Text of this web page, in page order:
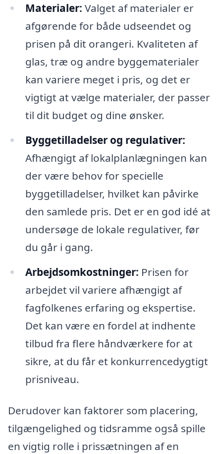
Materialer: Valget af materialer er
afgørende for både udseendet og
prisen på dit orangeri. Kvaliteten af
glas, træ og andre byggematerialer
kan variere meget i pris, og det er
vigtigt at vælge materialer, der passer
til dit budget og dine ønsker.
Byggetilladelser og regulativer:
Afhængigt af lokalplanlægningen kan
der være behov for specielle
byggetilladelser, hvilket kan påvirke
den samlede pris. Det er en god idé at
undersøge de lokale regulativer, før
du går i gang.
Arbejdsomkostninger: Prisen for
arbejdet vil variere afhængigt af
fagfolkenes erfaring og ekspertise.
Det kan være en fordel at indhente
tilbud fra flere håndværkere for at
sikre, at du får et konkurrencedygtigt
prisniveau.
Derudover kan faktorer som placering,
tilgængelighed og tidsramme også spille
en vigtig rolle i prissætningen af en